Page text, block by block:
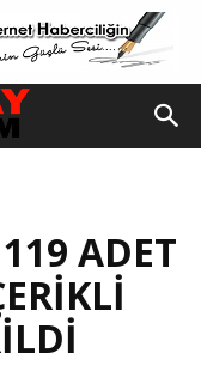
ADET